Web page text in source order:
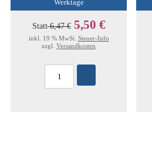
Werktage
Statt6,47 € 5,50 €
inkl. 19 % MwSt. Steuer-Info
zzgl. Versandkosten